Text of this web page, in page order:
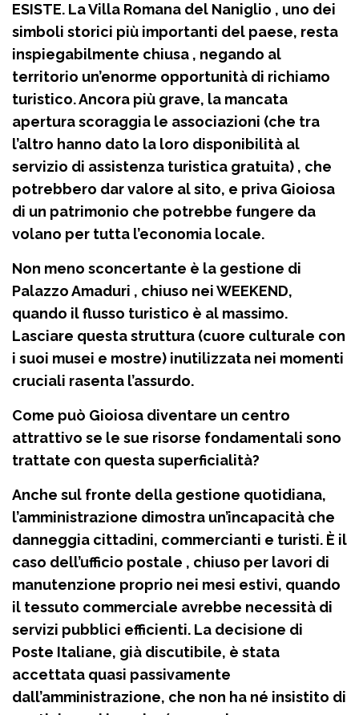
ESISTE. La Villa Romana del Naniglio , uno dei
simboli storici più importanti del paese, resta
inspiegabilmente chiusa , negando al
territorio un’enorme opportunità di richiamo
turistico. Ancora più grave, la mancata
apertura scoraggia le associazioni (che tra
l’altro hanno dato la loro disponibilità al
servizio di assistenza turistica gratuita) , che
potrebbero dar valore al sito, e priva Gioiosa
di un patrimonio che potrebbe fungere da
volano per tutta l’economia locale.
Non meno sconcertante è la gestione di
Palazzo Amaduri , chiuso nei WEEKEND,
quando il flusso turistico è al massimo.
Lasciare questa struttura (cuore culturale con
i suoi musei e mostre) inutilizzata nei momenti
cruciali rasenta l’assurdo.
Come può Gioiosa diventare un centro
attrattivo se le sue risorse fondamentali sono
trattate con questa superficialità?
Anche sul fronte della gestione quotidiana,
l’amministrazione dimostra un’incapacità che
danneggia cittadini, commercianti e turisti. È il
caso dell’ufficio postale , chiuso per lavori di
manutenzione proprio nei mesi estivi, quando
il tessuto commerciale avrebbe necessità di
servizi pubblici efficienti. La decisione di
Poste Italiane, già discutibile, è stata
accettata quasi passivamente
dall’amministrazione, che non ha né insistito di